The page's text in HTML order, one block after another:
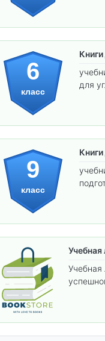
6
класс
для
9
класс
Учебная
Учебная